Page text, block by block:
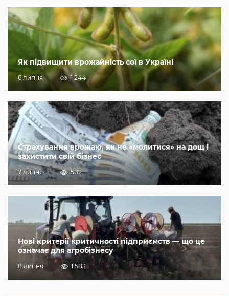
Як підвищити врожайність сої в Україні
6 липня 1 244
Страхування врожаю, як не «молитися» на дощ і
захистити свій бізнес
7 липня 502
Нові критерії критичності підприємств — що це
означає для агробізнесу
8 липня 1 583